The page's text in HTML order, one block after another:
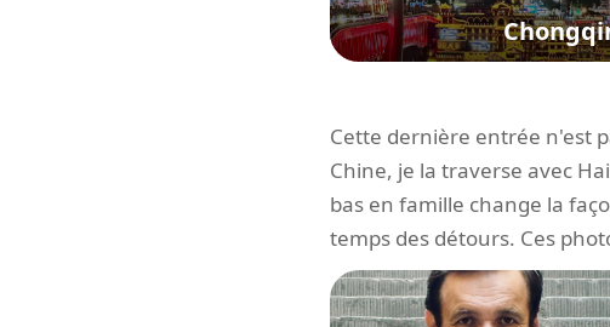
Cette dernière entrée n'est
Chine, je la traverse avec
bas en famille change la
temps des détours. Ces